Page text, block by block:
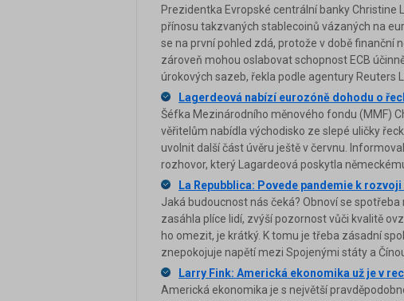
Prezidentka Evropské centrální banky Christine
přínosu takzvaných stablecoinů vázaných na
se na první pohled zdá, protože v době finanční
zároveň mohou oslabovat schopnost ECB
úrokových sazeb, řekla podle agentury Reuters
Lagerdeová nabízí eurozóně dohodu o
Šéfka Mezinárodního měnového fondu (MMF)
věřitelům nabídla východisko ze slepé uličky
uvolnit další část úvěru ještě v červnu.
rozhovor, který Lagardeová poskytla
La Repubblica: Povede pandemie k
Jaká budoucnost nás čeká? Obnoví se
zasáhla plíce lidí, zvýší pozornost vůči kvalitě
ho omezit, je krátký. K tomu je třeba zásadní
znepokojuje napětí mezi Spojenými státy a
Larry Fink: Americká ekonomika už je v
Americká ekonomika je s největší